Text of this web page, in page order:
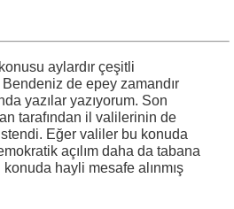
aylardır çeşitli
Bendeniz de epey zamandır
yazılar yazıyorum. Son
tarafından il valilerinin de
istendi. Eğer valiler bu konuda
açılım daha da tabana
hayli mesafe alınmış